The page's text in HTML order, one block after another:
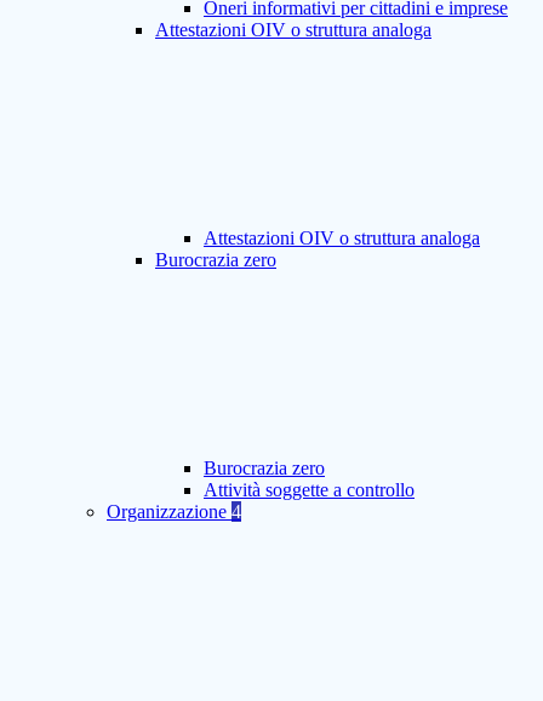
Oneri informativi per cittadini e imprese
Attestazioni OIV o struttura analoga
Attestazioni OIV o struttura analoga
Burocrazia zero
Burocrazia zero
Attività soggette a controllo
Organizzazione 4